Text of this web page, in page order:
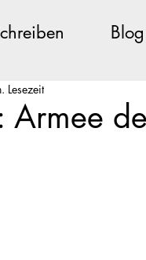
Blog
Armee
Lesezeit